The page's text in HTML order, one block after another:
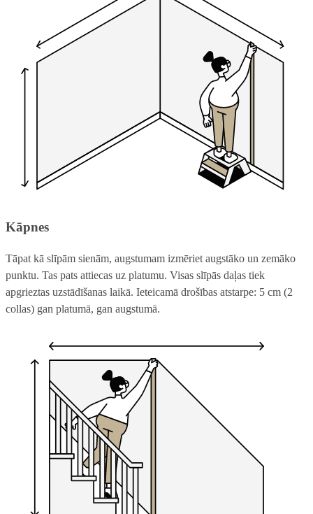
Kāpnes
Tāpat kā slīpām sienām, augstumam izmēriet augstāko un zemāko
punktu. Tas pats attiecas uz platumu. Visas slīpās daļas tiek
apgrieztas uzstādīšanas laikā. Ieteicamā drošības atstarpe: 5 cm (2
collas) gan platumā, gan augstumā.